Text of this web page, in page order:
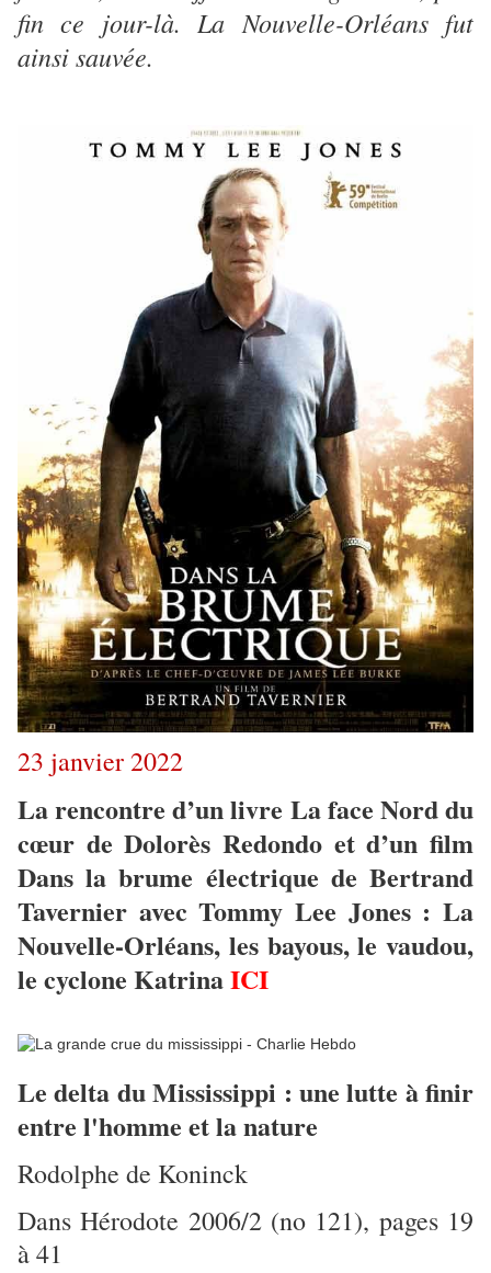
fin ce jour-là. La Nouvelle-Orléans fut
ainsi sauvée.
23 janvier 2022
La rencontre d’un livre La face Nord du
cœur de Dolorès Redondo et d’un film
Dans la brume électrique de Bertrand
Tavernier avec Tommy Lee Jones : La
Nouvelle-Orléans, les bayous, le vaudou,
le cyclone KatrinaICI
Le delta du Mississippi : une lutte à finir
entre l'homme et la nature
Rodolphe de Koninck
Dans Hérodote 2006/2 (no 121), pages 19
à 41